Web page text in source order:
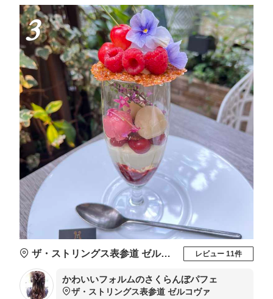
3
ザ・ストリングス表参道 ゼルコヴァ レビュー 11件
かわいいフォルムのさくらんぼパフェ
ザ・ストリングス表参道 ゼルコヴァ